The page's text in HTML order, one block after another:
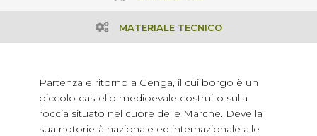
MATERIALE TECNICO
Partenza e ritorno a Genga, il cui borgo è un
piccolo castello medioevale costruito sulla
roccia situato nel cuore delle Marche. Deve la
sua notorietà nazionale ed internazionale alle